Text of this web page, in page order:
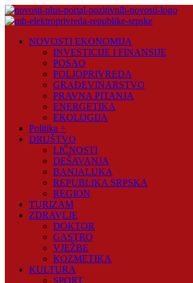
Skip
to
Plus
NOVOSTI EKONOMIJA
INVESTICIJE I FINANSIJE
POSAO
POLJOPRIVREDA
GRAĐEVINARSTVO
PRAVNA PITANJA
ENERGETIKA
EKOLOGIJA
Politika +
DRUŠTVO
LIČNOSTI
DEŠAVANJA
BANJALUKA
REPUBLIKA SRPSKA
REGION
TURIZAM
ZDRAVLJE
DOKTOR
GASTRO
VJEŽBE
KOZMETIKA
KULTURA
SPORT